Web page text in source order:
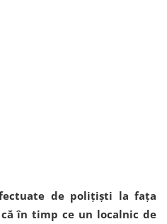
de poliţişti la faţa
în timp ce un localnic de